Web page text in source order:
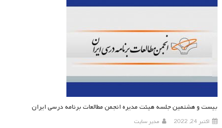
بیست و هشتمین جلسه هیئت مدیره انجمن مطالعات برنامه درسی ایران
اکتبر 24, 2022 مدیر سایت